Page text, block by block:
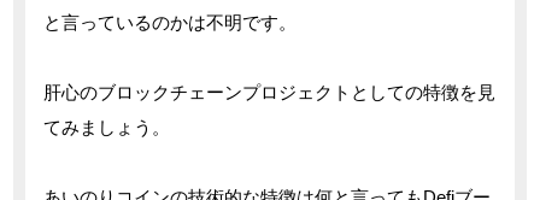
と言っているのかは不明です。
肝心のブロックチェーンプロジェクトとしての特徴を見
てみましょう。